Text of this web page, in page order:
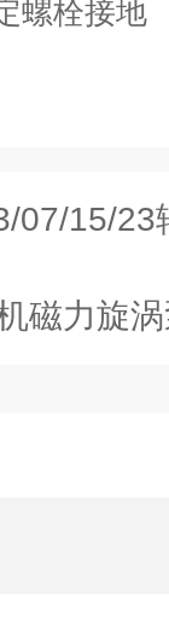
螺栓接地
23辊筒加
磁力旋